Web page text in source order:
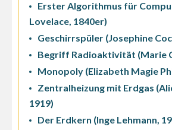
Erster Algorithmus für
Lovelace, 1840er)
Geschirrspüler (Josephine
Begriff Radioaktivität (Marie
Monopoly (Elizabeth Magie
Zentralheizung mit Erdgas
1919)
Der Erdkern (Inge Lehmann,